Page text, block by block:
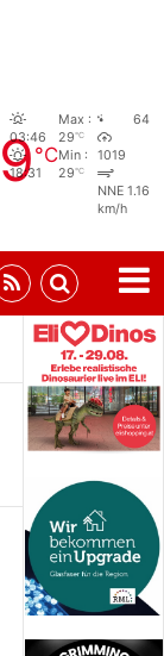
°C
03:46
18:31
Max :
29°C
Min :
29°C
64
1019
NNE 1.16
km/h